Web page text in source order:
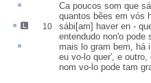
Ca poucos som que
quantos bẽes em vós
10 sábi[am] haver en -
entendudo non'o pode
mais lo gram bem, há
eu vo-lo quer', e outro,
nom vo-lo pode tam